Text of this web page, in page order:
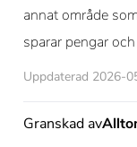
annat område
sparar pengar
Uppdaterad 2026-
Granskad av